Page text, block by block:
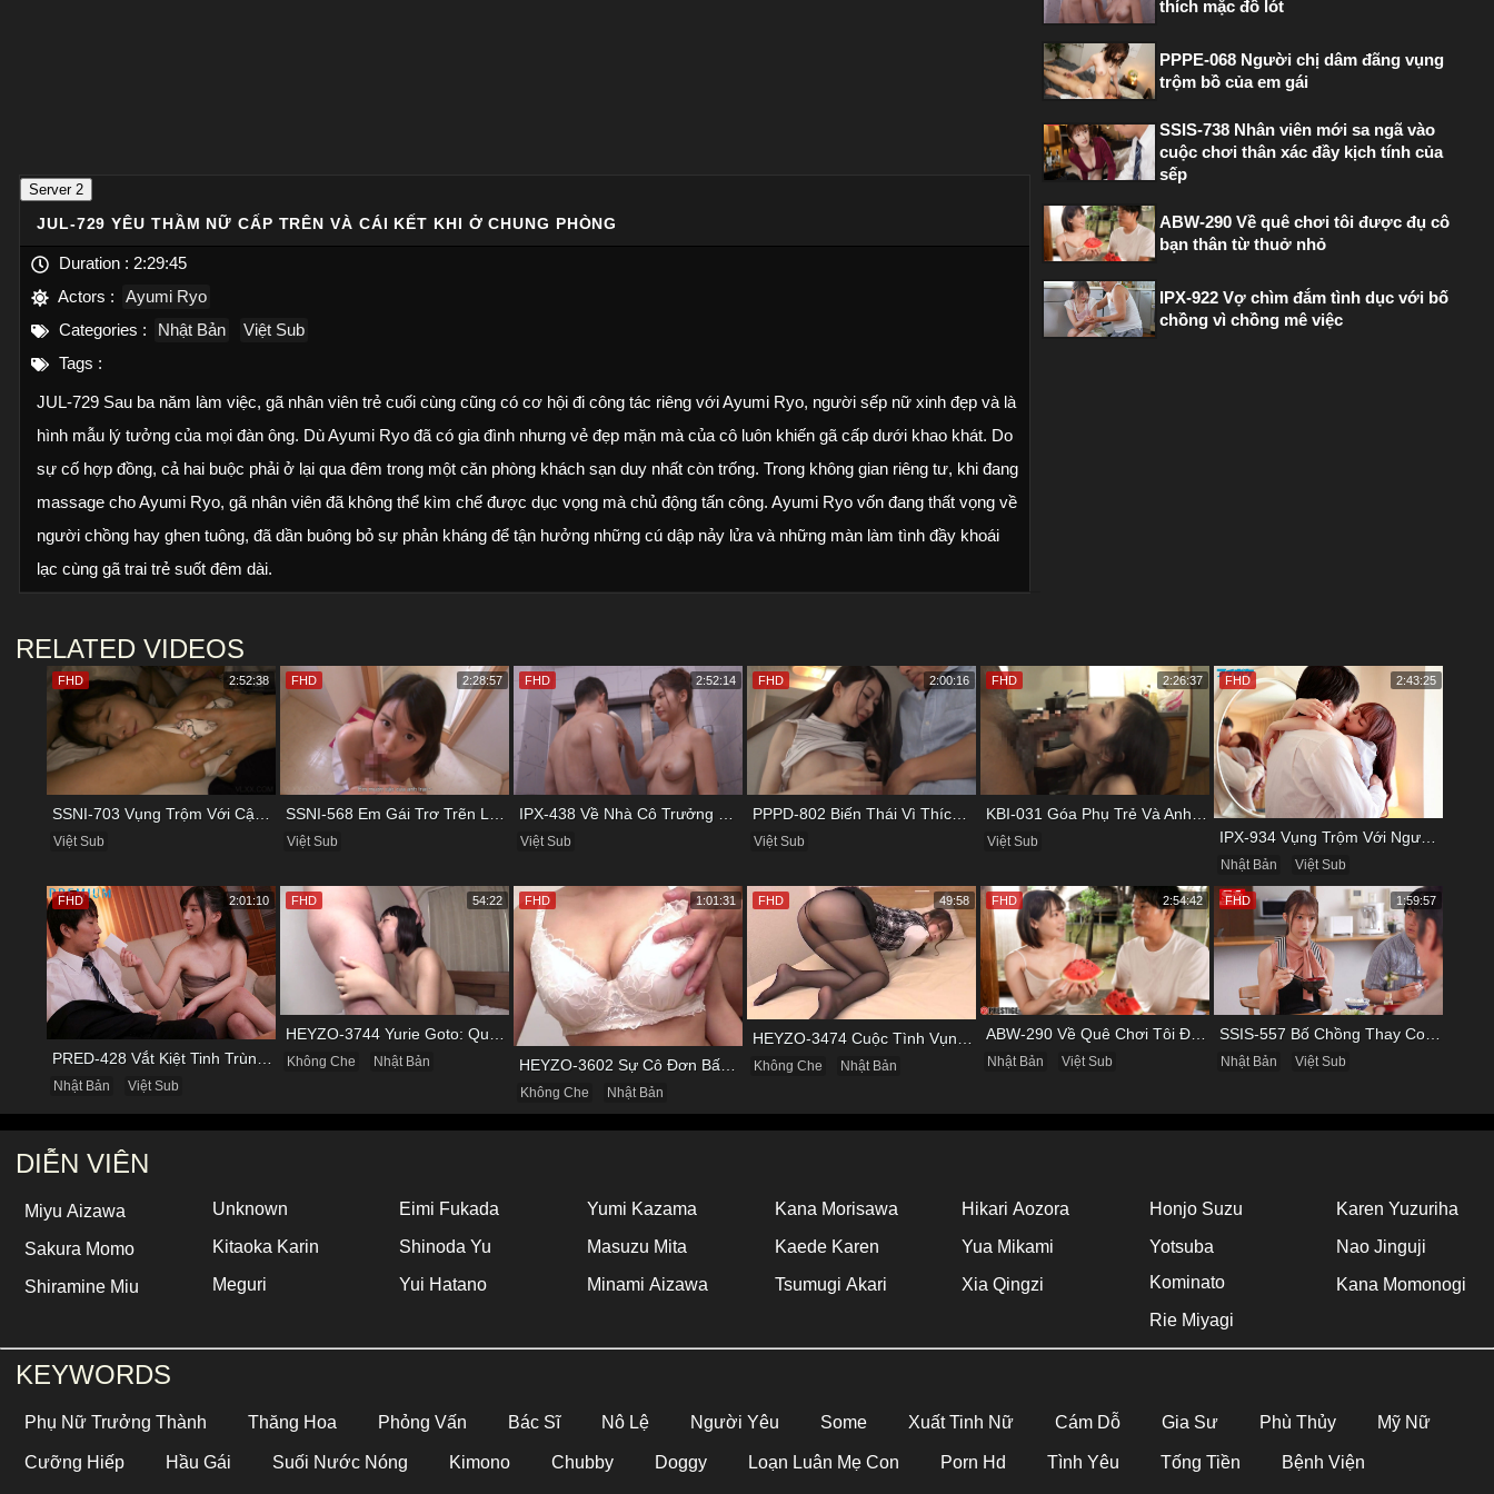
Server 2
JUL-729 YÊU THẦM NỮ CẤP TRÊN VÀ CÁI KẾT KHI Ở CHUNG PHÒNG
Duration : 2:29:45
Actors :
Ayumi Ryo
Categories :
Nhật Bản
Việt Sub
Tags :
JUL-729 Sau ba năm làm việc, gã nhân viên trẻ cuối cùng cũng có cơ hội đi công tác riêng với Ayumi Ryo, người sếp nữ xinh đẹp và là
hình mẫu lý tưởng của mọi đàn ông. Dù Ayumi Ryo đã có gia đình nhưng vẻ đẹp mặn mà của cô luôn khiến gã cấp dưới khao khát. Do
sự cố hợp đồng, cả hai buộc phải ở lại qua đêm trong một căn phòng khách sạn duy nhất còn trống. Trong không gian riêng tư, khi đang
massage cho Ayumi Ryo, gã nhân viên đã không thể kìm chế được dục vọng mà chủ động tấn công. Ayumi Ryo vốn đang thất vọng về
người chồng hay ghen tuông, đã dần buông bỏ sự phản kháng để tận hưởng những cú dập nảy lửa và những màn làm tình đầy khoái
lạc cùng gã trai trẻ suốt đêm dài.
thích mặc đồ lót
PPPE-068 Người chị dâm đãng vụng
trộm bồ của em gái
SSIS-738 Nhân viên mới sa ngã vào
cuộc chơi thân xác đầy kịch tính của
sếp
ABW-290 Về quê chơi tôi được đụ cô
bạn thân từ thuở nhỏ
IPX-922 Vợ chìm đắm tình dục với bố
chồng vì chồng mê việc
RELATED VIDEOS
Việt Sub
FHD 2:52:38
Việt Sub
FHD 2:28:57
Việt Sub
FHD 2:52:14
Việt Sub
FHD 2:00:16
Việt Sub
FHD 2:26:37
IPX-934 Vụng Trộm Với Người Yêu Cũ Trong Khách Sạn
Nhật Bản Việt Sub
FHD 2:43:25
Nhật Bản Việt Sub
FHD 2:01:10
Không Che Nhật Bản
FHD 54:22
HEYZO-3602 Sự Cô Đơn Bấy Lâu Biến Haruka Thành Con Điếm Sành Sỏi
Không Che Nhật Bản
FHD 1:01:31
Không Che Nhật Bản
FHD 49:58
ABW-290 Về Quê Chơi Tôi Được Đụ Cô Bạn Thân Từ Thuở Nhỏ
Nhật Bản Việt Sub
FHD 2:54:42
SSIS-557 Bố Chồng Thay Con Trai Bị Liệt Dương Chăm Sóc Con Dâu
Nhật Bản Việt Sub
FHD 1:59:57
DIỄN VIÊN
Miyu Aizawa
Sakura Momo
Shiramine Miu
Unknown
Kitaoka Karin
Meguri
Eimi Fukada
Shinoda Yu
Yui Hatano
Yumi Kazama
Masuzu Mita
Minami Aizawa
Kana Morisawa
Kaede Karen
Tsumugi Akari
Hikari Aozora
Yua Mikami
Xia Qingzi
Honjo Suzu
Yotsuba
Kominato
Rie Miyagi
Karen Yuzuriha
Nao Jinguji
Kana Momonogi
KEYWORDS
Phụ Nữ Trưởng Thành Thăng Hoa Phỏng Vấn Bác Sĩ Nô Lệ Người Yêu Some Xuất Tinh Nữ Cám Dỗ Gia Sư Phù Thủy Mỹ Nữ
Cưỡng Hiếp Hầu Gái Suối Nước Nóng Kimono Chubby Doggy Loạn Luân Mẹ Con Porn Hd Tình Yêu Tống Tiền Bệnh Viện